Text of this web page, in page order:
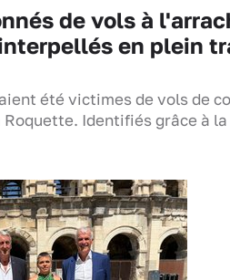
de vols à
en plein
été victimes de vols de
Identifiés grâce à la